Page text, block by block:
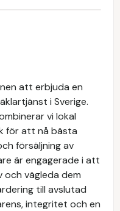
att erbjuda en
i Sverige.
vi lokal
för att nå bästa
försäljning av
är engagerade i att
och vägleda dem
till avslutad
integritet och en